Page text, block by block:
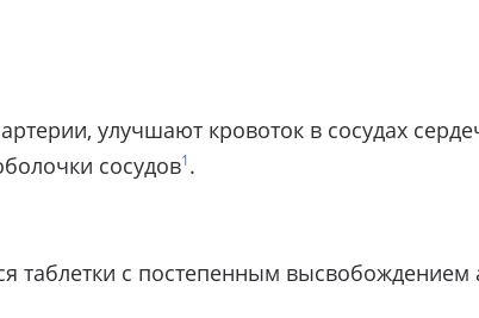
улучшают кровоток в сосудах
сосудов1.
таблетки с постепенным высвобождением